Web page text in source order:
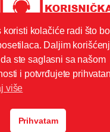
0603444235
koristi kolačiće radi što
Daljim
ste saglasni sa našom
i potvrđujete
više
Prihvatam